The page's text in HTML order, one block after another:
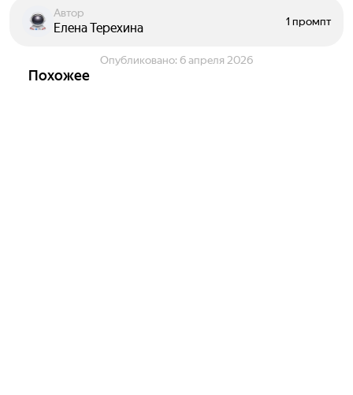
Автор
Елена Терехина 1 промпт
Опубликовано: 6 апреля 2026
Похожее